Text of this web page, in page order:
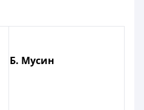
Б. Мусин